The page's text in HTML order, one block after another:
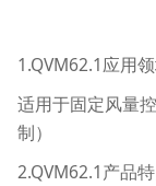
1.QVM62.1应用
适用于固定风量
制）
2.QVM62.1产品